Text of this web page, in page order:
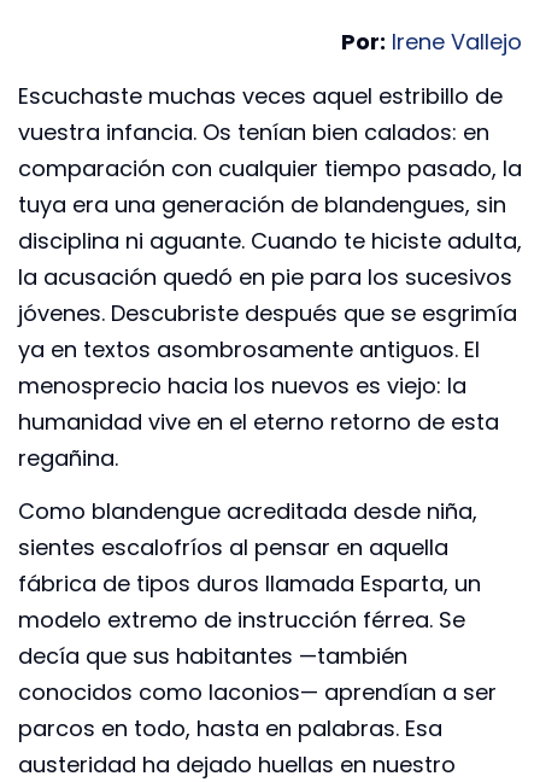
Por: Irene Vallejo
Escuchaste muchas veces aquel estribillo de
vuestra infancia. Os tenían bien calados: en
comparación con cualquier tiempo pasado, la
tuya era una generación de blandengues, sin
disciplina ni aguante. Cuando te hiciste adulta,
la acusación quedó en pie para los sucesivos
jóvenes. Descubriste después que se esgrimía
ya en textos asombrosamente antiguos. El
menosprecio hacia los nuevos es viejo: la
humanidad vive en el eterno retorno de esta
regañina.
Como blandengue acreditada desde niña,
sientes escalofríos al pensar en aquella
fábrica de tipos duros llamada Esparta, un
modelo extremo de instrucción férrea. Se
decía que sus habitantes —también
conocidos como laconios— aprendían a ser
parcos en todo, hasta en palabras. Esa
austeridad ha dejado huellas en nuestro